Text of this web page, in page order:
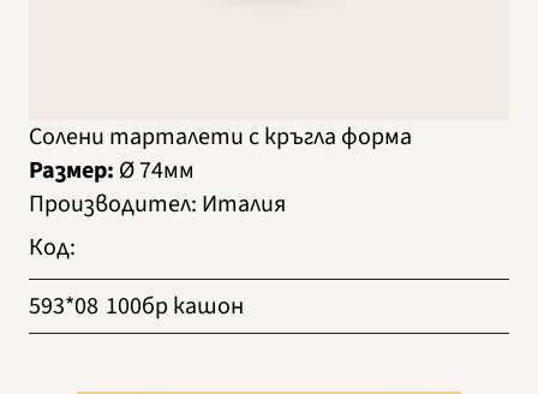
Солени тарталети с кръгла форма
Размер: Ø 74мм
Производител: Италия
Код:
593*08 100бр кашон